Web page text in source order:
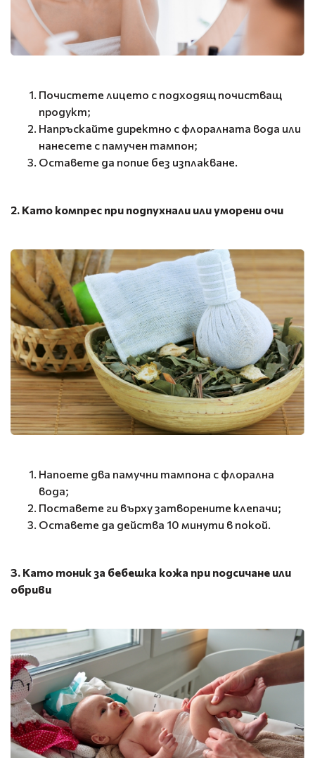
Почистете лицето с подходящ почистващ
продукт;
Напръскайте директно с флоралната вода или
нанесете с памучен тампон;
Оставете да попие без изплакване.
2. Като компрес при подпухнали или уморени очи
Напоете два памучни тампона с флорална
вода;
Поставете ги върху затворените клепачи;
Оставете да действа 10 минути в покой.
3. Като тоник за бебешка кожа при подсичане или
обриви